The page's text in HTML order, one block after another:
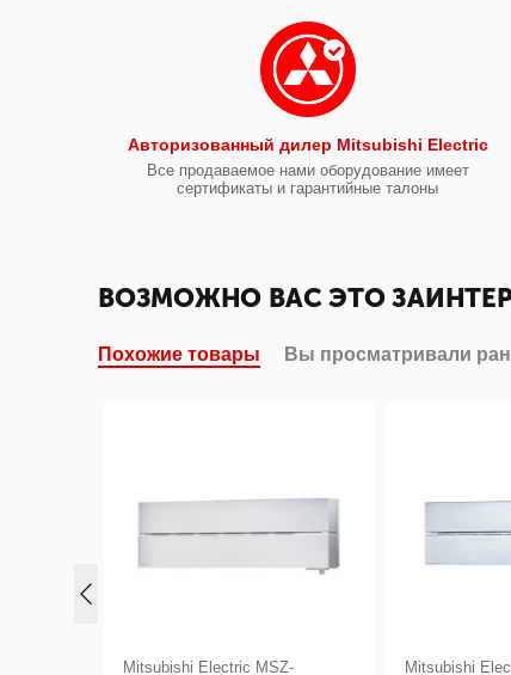
Авторизованный дилер Mitsubishi Electric
Все продаваемое нами оборудование имеет
сертификаты и гарантийные талоны
ВОЗМОЖНО ВАС ЭТО
Похожие товары Вы просматривали
Mitsubishi Electric MSZ- Mitsubishi